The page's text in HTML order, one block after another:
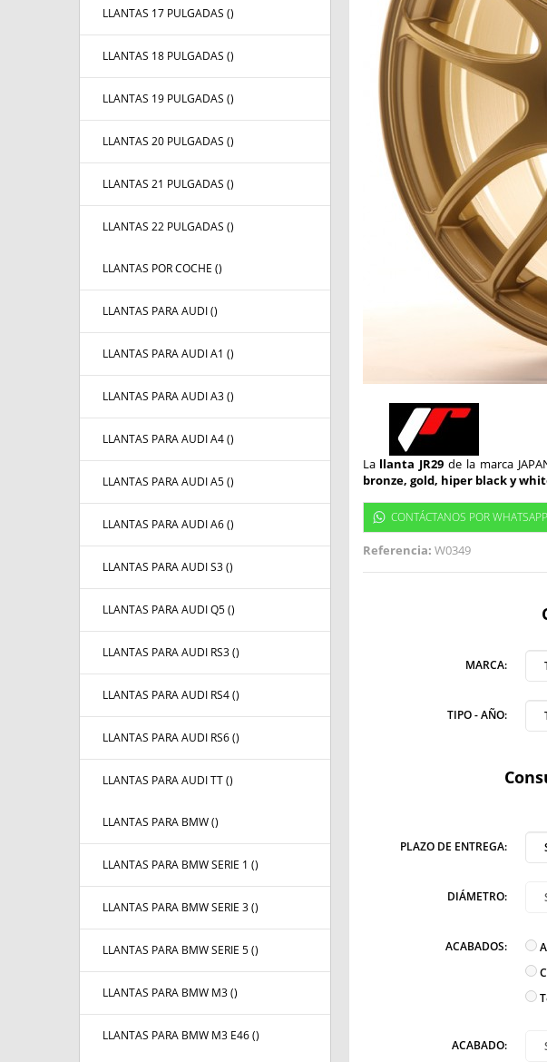
LLANTAS 17 PULGADAS ()
LLANTAS 18 PULGADAS ()
LLANTAS 19 PULGADAS ()
LLANTAS 20 PULGADAS ()
LLANTAS 21 PULGADAS ()
LLANTAS 22 PULGADAS ()
LLANTAS POR COCHE ()
LLANTAS PARA AUDI ()
LLANTAS PARA AUDI A1 ()
LLANTAS PARA AUDI A3 ()
LLANTAS PARA AUDI A4 ()
LLANTAS PARA AUDI A5 ()
LLANTAS PARA AUDI A6 ()
LLANTAS PARA AUDI S3 ()
LLANTAS PARA AUDI Q5 ()
LLANTAS PARA AUDI RS3 ()
LLANTAS PARA AUDI RS4 ()
LLANTAS PARA AUDI RS6 ()
LLANTAS PARA AUDI TT ()
LLANTAS PARA BMW ()
LLANTAS PARA BMW SERIE 1 ()
LLANTAS PARA BMW SERIE 3 ()
LLANTAS PARA BMW SERIE 5 ()
LLANTAS PARA BMW M3 ()
LLANTAS PARA BMW M3 E46 ()
La llanta JR29 de la marca
bronze, gold, hiper black y
CONTÁCTANOS POR WHATSAPP
Referencia: W0349
MARCA:
TIPO - AÑO:
PLAZO DE ENTREGA:
DIÁMETRO:
ACABADOS:
ACABADO: